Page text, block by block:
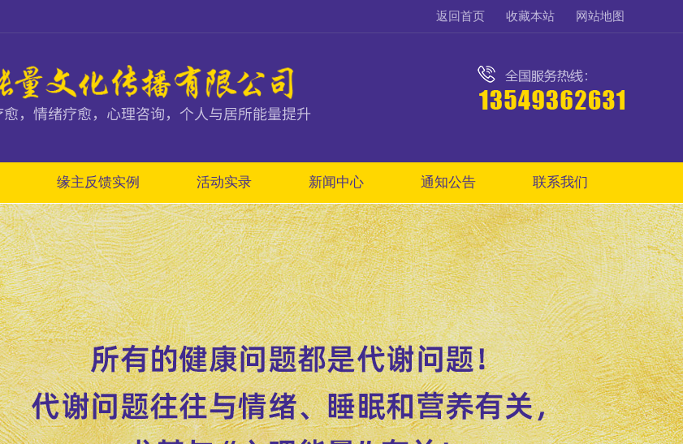
返回首页 收藏本站 网站地图
缘主反馈实例 活动实录 新闻中心 通知公告 联系我们